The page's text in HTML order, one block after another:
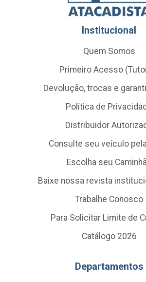
Institucional
Quem Somos
Primeiro Acesso
Devolução, trocas e
Política de
Distribuidor
Consulte seu veículo
Escolha seu
Baixe nossa revista
Trabalhe Conosco
Para Solicitar Limite de
Catálogo 2026
Departamentos